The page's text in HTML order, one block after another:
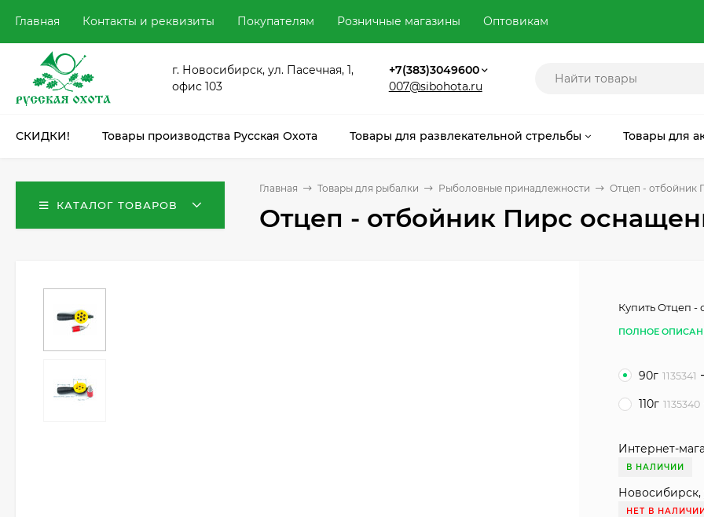
Главная Контакты и реквизиты Покупателям Розничные магазины Оптовикам
г. Новосибирск, ул. Пасечная, 1,
офис 103
+7(383)3049600
007@sibohota.ru
СКИДКИ! Товары производства Русская Охота Товары для развлекательной стрельбы Товары для
КАТАЛОГ ТОВАРОВ
Главная Товары для рыбалки Рыболовные принадлежности Отцеп - отбойник
Отцеп - отбойник Пирс
Купить Отцеп -
ПОЛНОЕ
90г 1135341
110г 1135340
Интернет-
В НАЛИЧИИ
Новосибирск,
НЕТ В